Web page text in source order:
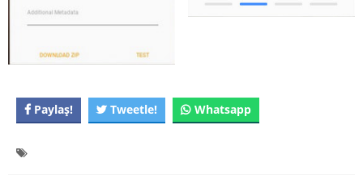
Paylaş! Tweetle! Whatsapp